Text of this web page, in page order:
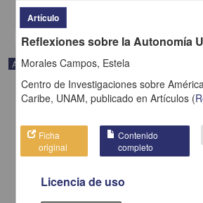
Artículo
Artículo
Reflexiones sobre la Autonomía
Morales Campos, Estela
Centro de Investigaciones sobre
Caribe, UNAM, publicado enArtículos (
Ficha
original
Contenido
completo
Licencia de uso